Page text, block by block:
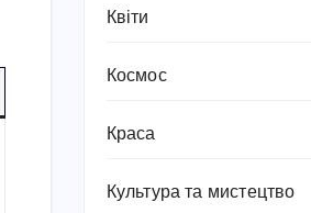
Квіти
Космос
Краса
Культура та мистецтво